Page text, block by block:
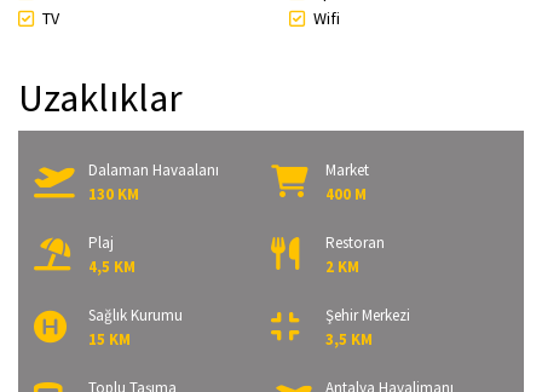
TV
Wifi
Uzaklıklar
Dalaman Havaalanı
130 KM
Market
400 M
Plaj
4,5 KM
Restoran
2 KM
Sağlık Kurumu
15 KM
Şehir Merkezi
3,5 KM
Toplu Taşıma
Antalya Havalimanı